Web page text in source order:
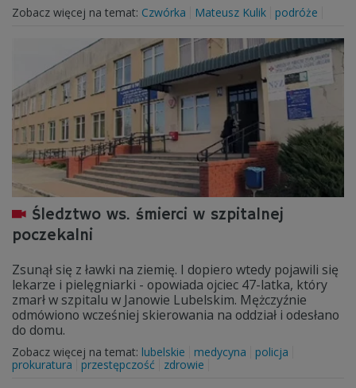
Zobacz więcej na temat: Czwórka Mateusz Kulik podróże
Śledztwo ws. śmierci w szpitalnej
poczekalni
Zsunął się z ławki na ziemię. I dopiero wtedy pojawili się
lekarze i pielęgniarki - opowiada ojciec 47-latka, który
zmarł w szpitalu w Janowie Lubelskim. Mężczyźnie
odmówiono wcześniej skierowania na oddział i odesłano
do domu.
Zobacz więcej na temat: lubelskie medycyna
policja
prokuratura
przestępczość zdrowie